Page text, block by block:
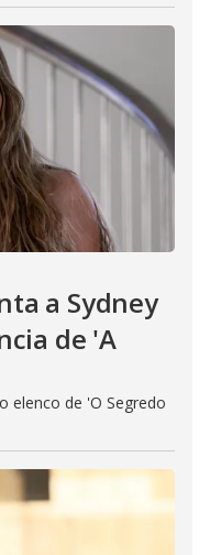
a Sydney
de ​'A
elenco de 'O Segredo